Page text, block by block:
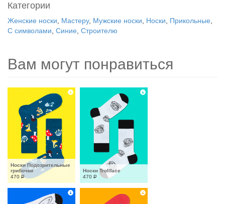
Категории
Женские носки Мастеру, Мужские носки Носки Прикольные
С символами Синие Строителю
Вам могут понравиться
Носки Подозрительные
грибочки
470 Р
Носки Trollface
470 Р